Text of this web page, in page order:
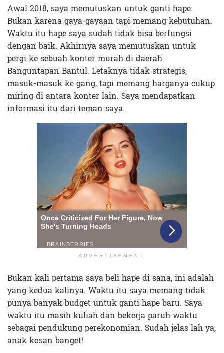
Awal 2018, saya memutuskan untuk ganti hape.
Bukan karena gaya-gayaan tapi memang kebutuhan.
Waktu itu hape saya sudah tidak bisa berfungsi
dengan baik. Akhirnya saya memutuskan untuk
pergi ke sebuah konter murah di daerah
Banguntapan Bantul. Letaknya tidak strategis,
masuk-masuk ke gang, tapi memang harganya cukup
miring di antara konter lain. Saya mendapatkan
informasi itu dari teman saya.
ADVERTISEMENT
Bukan kali pertama saya beli hape di sana, ini adalah
yang kedua kalinya. Waktu itu saya memang tidak
punya banyak budget untuk ganti hape baru. Saya
waktu itu masih kuliah dan bekerja paruh waktu
sebagai pendukung perekonomian. Sudah jelas lah ya,
anak kosan banget!